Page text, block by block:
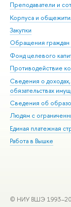
Преподаватели и
Корпуса и
Закупки
Обращения
Фонд целевого
Противодействие
Сведения о
обязательствах
Сведения об
Людям с
Единая платежная
Работа в Вышке
© НИУ ВШЭ